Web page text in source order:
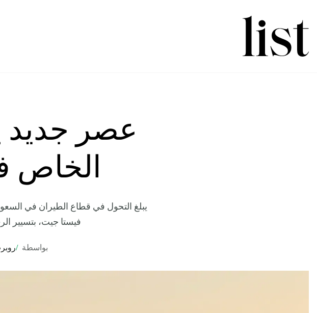
عصر جديد
الخاص
يبلغ التحول في قطاع الطيران في
فيستا جيت، بتسيير
بواسطة /